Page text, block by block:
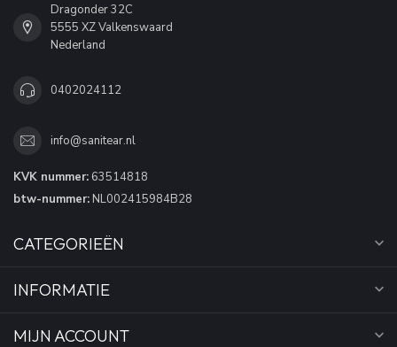
Dragonder 32C
5555 XZ Valkenswaard
Nederland
0402024112
info@sanitear.nl
KVK nummer: 63514818
btw-nummer: NL002415984B28
CATEGORIEËN
INFORMATIE
MIJN ACCOUNT